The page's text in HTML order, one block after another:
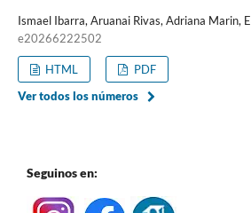
Ismael Ibarra, Aruanai Rivas, Adriana Marin,
e20266222502
HTML
PDF
Ver todos los números
Seguinos en: